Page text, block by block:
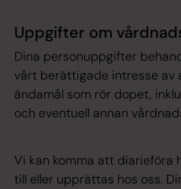
Uppgifter om
Dina personuppgifter
vårt berättigade intresse av
ändamål som rör dopet,
och eventuell annan
Vi kan komma att diarieföra
till eller upprättas hos oss.